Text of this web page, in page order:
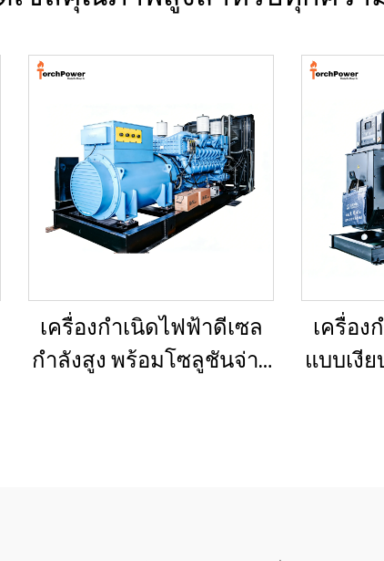
เครื่องกำเนิดไฟฟ้าดีเซล
กำลังสูง พร้อมโซลูชันจ่าย
เครื่อง
แบบเงี